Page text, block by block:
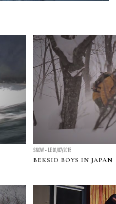
SNOW - LE 01/07/2015
BEKSID BOYS IN JAPAN